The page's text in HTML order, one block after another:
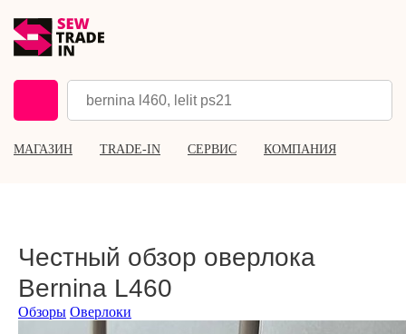
МАГАЗИН TRADE-IN СЕРВИС КОМПАНИЯ
Честный обзор оверлока
Bernina L460
Обзоры Оверлоки